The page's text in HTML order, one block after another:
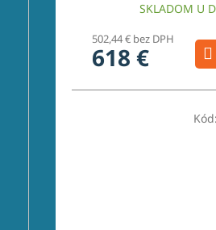
SKLADOM U
502,44 € bez DPH
618 €
Kód: